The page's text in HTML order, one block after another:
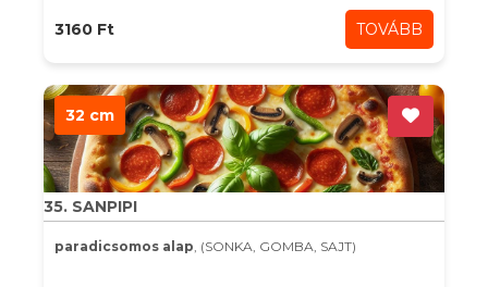
3160 Ft TOVÁBB
32 cm
35. SANPIPI
paradicsomos alap, (SONKA, GOMBA, SAJT)